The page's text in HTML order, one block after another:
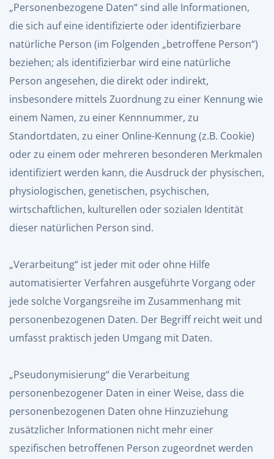
„Personenbezogene Daten“ sind alle Informationen,
die sich auf eine identifizierte oder identifizierbare
natürliche Person (im Folgenden „betroffene Person“)
beziehen; als identifizierbar wird eine natürliche
Person angesehen, die direkt oder indirekt,
insbesondere mittels Zuordnung zu einer Kennung wie
einem Namen, zu einer Kennnummer, zu
Standortdaten, zu einer Online-Kennung (z.B. Cookie)
oder zu einem oder mehreren besonderen Merkmalen
identifiziert werden kann, die Ausdruck der physischen,
physiologischen, genetischen, psychischen,
wirtschaftlichen, kulturellen oder sozialen Identität
dieser natürlichen Person sind.
„Verarbeitung“ ist jeder mit oder ohne Hilfe
automatisierter Verfahren ausgeführte Vorgang oder
jede solche Vorgangsreihe im Zusammenhang mit
personenbezogenen Daten. Der Begriff reicht weit und
umfasst praktisch jeden Umgang mit Daten.
„Pseudonymisierung“ die Verarbeitung
personenbezogener Daten in einer Weise, dass die
personenbezogenen Daten ohne Hinzuziehung
zusätzlicher Informationen nicht mehr einer
spezifischen betroffenen Person zugeordnet werden